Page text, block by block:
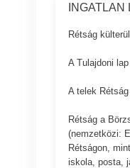
INGATLAN
Rétság
A Tulajdoni
A telek
Rétság a
(nemzetközi:
Rétságon,
iskola, posta,